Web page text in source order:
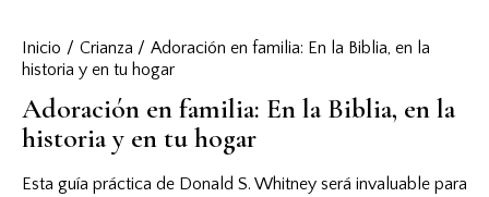
Inicio Crianza
Adoración en familia: En la Biblia, en la
historia y en tu hogar
Adoración en familia: En la Biblia, en la
historia y en tu hogar
Esta guía práctica de Donald S. Whitney será invaluable para